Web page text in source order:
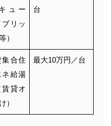
ュー
ブリッ
）
台
集合住
給湯
貸オ
）
最大10万円／台